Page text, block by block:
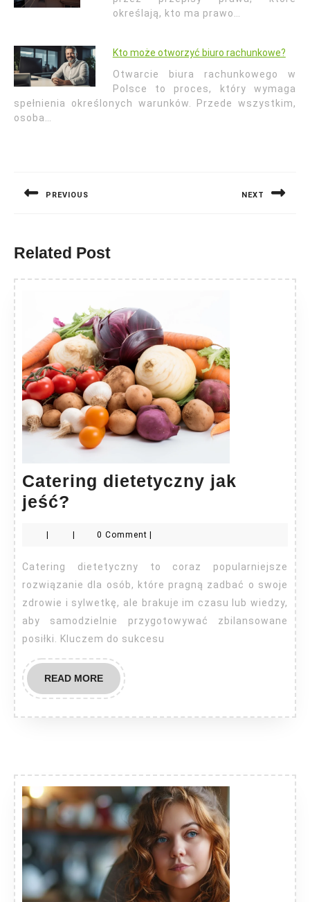
określają, kto ma prawo…
Kto może otworzyć biuro rachunkowe?
Otwarcie biura rachunkowego w
Polsce to proces, który wymaga
spełnienia określonych warunków. Przede wszystkim,
osoba…
PREVIOUS NEXT
Related Post
Catering dietetyczny jak
jeść?
jak
jeść?
0 Comment
Catering dietetyczny to coraz popularniejsze
rozwiązanie dla osób, które pragną zadbać o swoje
zdrowie i sylwetkę, ale brakuje im czasu lub wiedzy,
aby samodzielnie przygotowywać zbilansowane
posiłki. Kluczem do sukcesu
READ MOREREAD
MORE